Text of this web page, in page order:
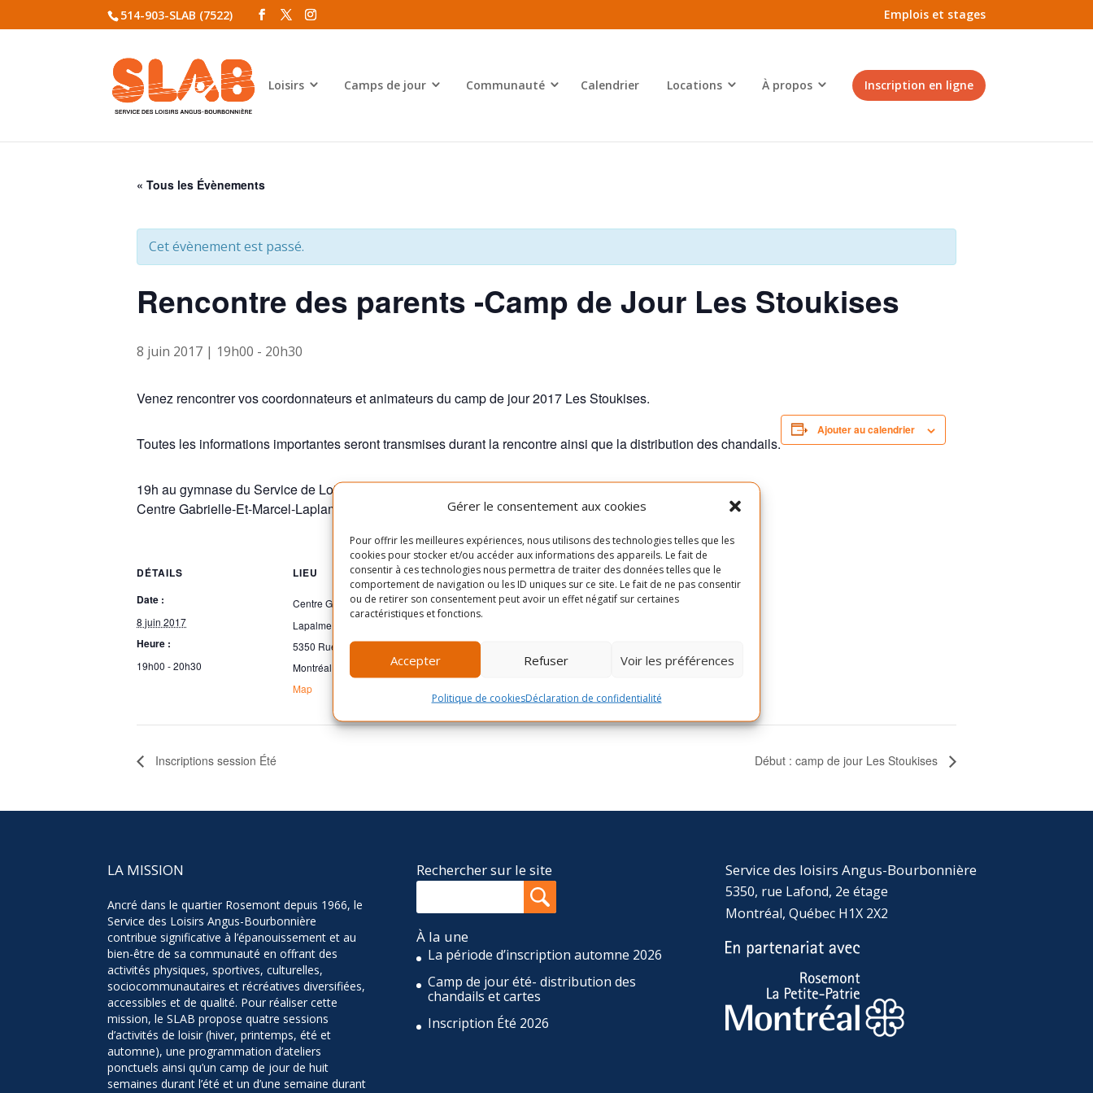
Gérer le consentement aux cookies
Pour offrir les meilleures expériences, nous utilisons des technologies telles que les
cookies pour stocker et/ou accéder aux informations des appareils. Le fait de
consentir à ces technologies nous permettra de traiter des données telles que le
comportement de navigation ou les ID uniques sur ce site. Le fait de ne pas consentir
ou de retirer son consentement peut avoir un effet négatif sur certaines
caractéristiques et fonctions.
Accepter Refuser Voir les préférences
Politique de cookiesDéclaration de confidentialité
514-903-SLAB (7522) Emplois et stages
Loisirs Camps de jour Communauté Calendrier Locations À propos Inscription en ligne
« Tous les Évènements
Cet évènement est passé.
Rencontre des parents -Camp de Jour Les Stoukises
8 juin 2017 | 19h00 - 20h30
Venez rencontrer vos coordonnateurs et animateurs du camp de jour 2017 Les Stoukises.
Toutes les informations importantes seront transmises durant la rencontre ainsi que la distribution des chandails.
19h au gymnase du Service de Loisirs Angus-Bourbonnière
Centre Gabrielle-Et-Marcel-Laplame, 2e étage
Ajouter au calendrier
DÉTAILS
Date :
8 juin 2017
Heure :
19h00 - 20h30
LIEU
Centre Gabrielle-et-Marcel-
Lapalme
5350 Rue Lafond
Montréal
+ Google
Map
Cliquez pour accepter les
Inscriptions session Été Début : camp de jour Les Stoukises
LA MISSION
Ancré dans le quartier Rosemont depuis 1966, le
Service des Loisirs Angus-Bourbonnière
contribue significative à l’épanouissement et au
bien-être de sa communauté en offrant des
activités physiques, sportives, culturelles,
sociocommunautaires et récréatives diversifiées,
accessibles et de qualité. Pour réaliser cette
mission, le SLAB propose quatre sessions
d’activités de loisir (hiver, printemps, été et
automne), une programmation d’ateliers
ponctuels ainsi qu’un camp de jour de huit
semaines durant l’été et un d’une semaine durant
Rechercher sur le site
À la une
La période d’inscription automne 2026
Camp de jour été- distribution des
chandails et cartes
Inscription Été 2026
Service des loisirs Angus-Bourbonnière
5350, rue Lafond, 2e étage
Montréal, Québec H1X 2X2